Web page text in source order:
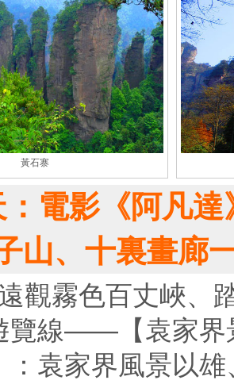
黃石寨
電影《阿凡
山、十裏畫廊
觀霧色百丈峽、
覽線——【袁家界
：袁家界風景以